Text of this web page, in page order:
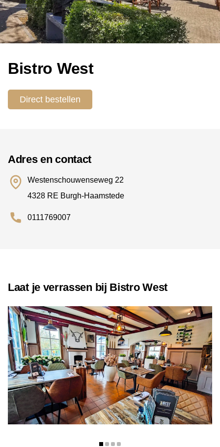
Bistro West
Direct bestellen
Adres en contact
Westenschouwenseweg 22
4328 RE Burgh-Haamstede
0111769007
Laat je verrassen bij Bistro West